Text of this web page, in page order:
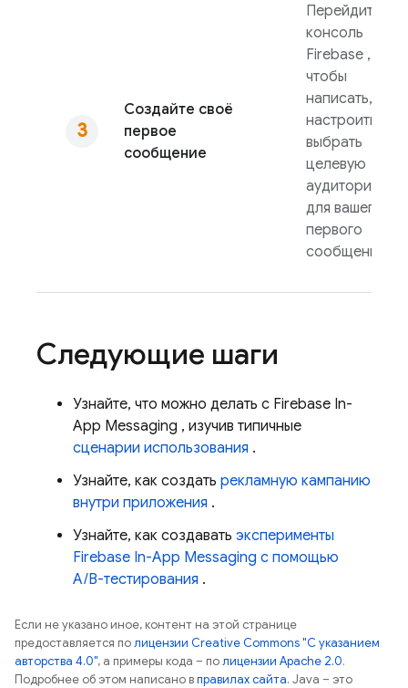
Создайте своё
первое
сообщение
Перейдите в
консоль
Firebase ,
чтобы
написать,
настроить и
выбрать
целевую
аудиторию
для вашего
первого
сообщения.
Следующие шаги
Узнайте, что можно делать с Firebase In-
App Messaging , изучив типичные
сценарии использования .
Узнайте, как создать рекламную кампанию
внутри приложения .
Узнайте, как создавать эксперименты
Firebase In-App Messaging с помощью
A/B-тестирования .
Если не указано иное, контент на этой странице
предоставляется полицензии Creative Commons "С указанием
авторства 4.0", а примеры кода – полицензии Apache 2.0.
Подробнее об этом написано вправилах сайта. Java – это